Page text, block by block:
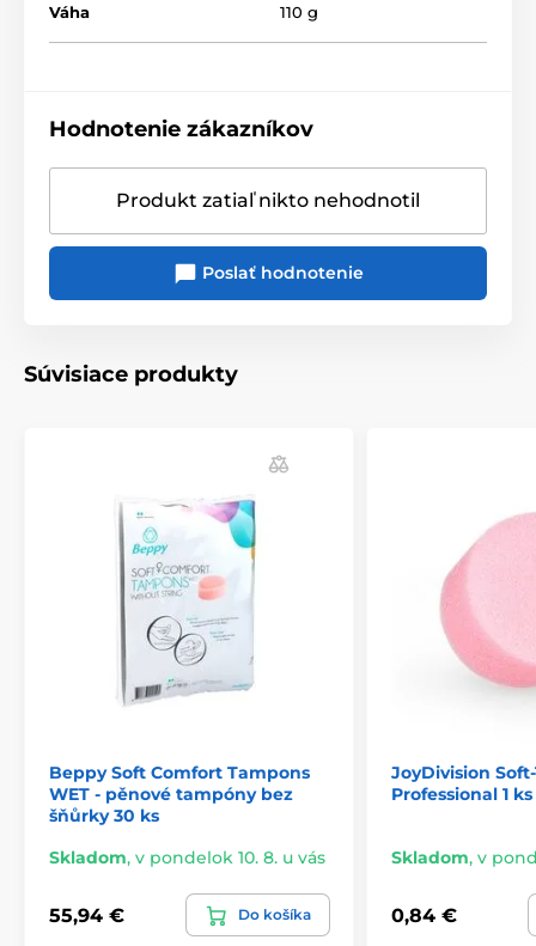
Váha 110 g
Hodnotenie zákazníkov
Produkt zatiaľ nikto nehodnotil
Poslať hodnotenie
Súvisiace produkty
Beppy Soft Comfort Tampons
WET - pěnové tampóny bez
šňůrky 30 ks
Skladom, v pondelok 10. 8. u vás
55,94 € Do košíka
JoyDivision
Professional 1 ks
Skladom, v
0,84 €